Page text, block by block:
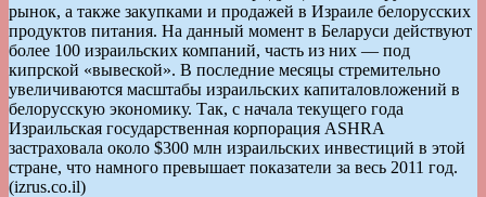
рынок, а также закупками и продажей в Израиле белорусских
продуктов питания. На данный момент в Беларуси действуют
более 100 израильских компаний, часть из них — под
кипрской «вывеской». В последние месяцы стремительно
увеличиваются масштабы израильских капиталовложений в
белорусскую экономику. Так, с начала текущего года
Израильская государственная корпорация ASHRA
застраховала около $300 млн израильских инвестиций в этой
стране, что намного превышает показатели за весь 2011 год.
(izrus.co.il)